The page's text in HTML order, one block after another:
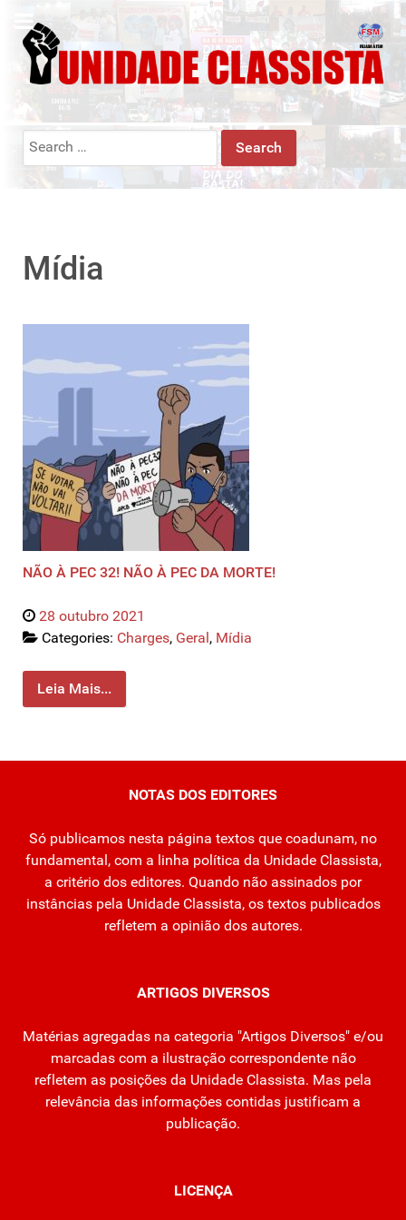
Search
Mídia
NÃO À PEC 32! NÃO À PEC DA MORTE!
28 outubro 2021
Categories: Charges, Geral, Mídia
Leia Mais...
NOTAS DOS EDITORES
Só publicamos nesta página textos que coadunam, no
fundamental, com a linha política da Unidade Classista,
a critério dos editores. Quando não assinados por
instâncias pela Unidade Classista, os textos publicados
refletem a opinião dos autores.
ARTIGOS DIVERSOS
Matérias agregadas na categoria "Artigos Diversos" e/ou
marcadas com a ilustração correspondente não
refletem as posições da Unidade Classista. Mas pela
relevância das informações contidas justificam a
publicação.
LICENÇA